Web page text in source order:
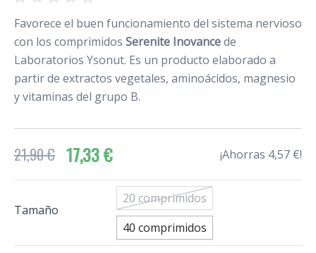
Favorece el buen funcionamiento del sistema nervioso
con los comprimidos Serenite Inovancede
Laboratorios Ysonut. Es un producto elaborado a
partir de extractos vegetales, aminoácidos, magnesio
y vitaminas del grupo B.
21,90 € 17,33 € ¡Ahorras 4,57 €!
Tamaño
20 comprimidos
40 comprimidos